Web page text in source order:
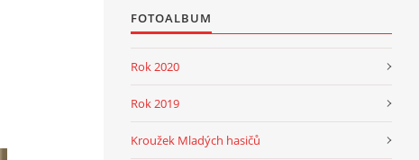
FOTOALBUM
Rok 2020
Rok 2019
Kroužek Mladých hasičů